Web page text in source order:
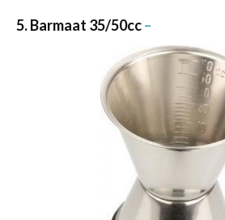
5. Barmaat 35/50cc–